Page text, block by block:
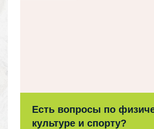
Есть вопросы по
культуре и спорту?